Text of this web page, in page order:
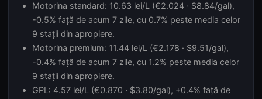
Motorina standard: 10.63 lei/L (€2.024 · $8.84/gal),
-0.5% față de acum 7 zile, cu 0.7% peste media celor
9 stații din apropiere.
Motorina premium: 11.44 lei/L (€2.178 · $9.51/gal),
-0.4% față de acum 7 zile, cu 1.2% peste media celor
9 stații din apropiere.
GPL: 4.57 lei/L (€0.870 · $3.80/gal), +0.4% față de